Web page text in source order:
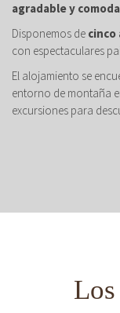
agradable y
Disponemos de
con espectaculares
El alojamiento se
entorno de montaña
excursiones para